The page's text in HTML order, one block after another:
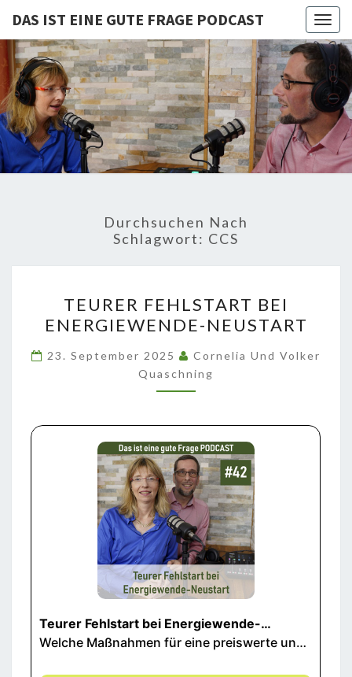
DAS IST EINE GUTE FRAGE PODCAST
DAS IST
EINE
GUTE
FRAGE
PODCAST
Von Cornelia Und
Volker
Quaschning – Der
Podcast Zur
Klimakrise Und
Energierevolution
Energiewende-
Fakten Und
Hintergründe
Durchsuchen Nach
Schlagwort: CCS
FEHLSTART
BEI
ENERGIEWENDE-
NEUSTART
TEURER FEHLSTART BEI
ENERGIEWENDE-NEUSTART
23. September 2025
Cornelia Und Volker
Quaschning